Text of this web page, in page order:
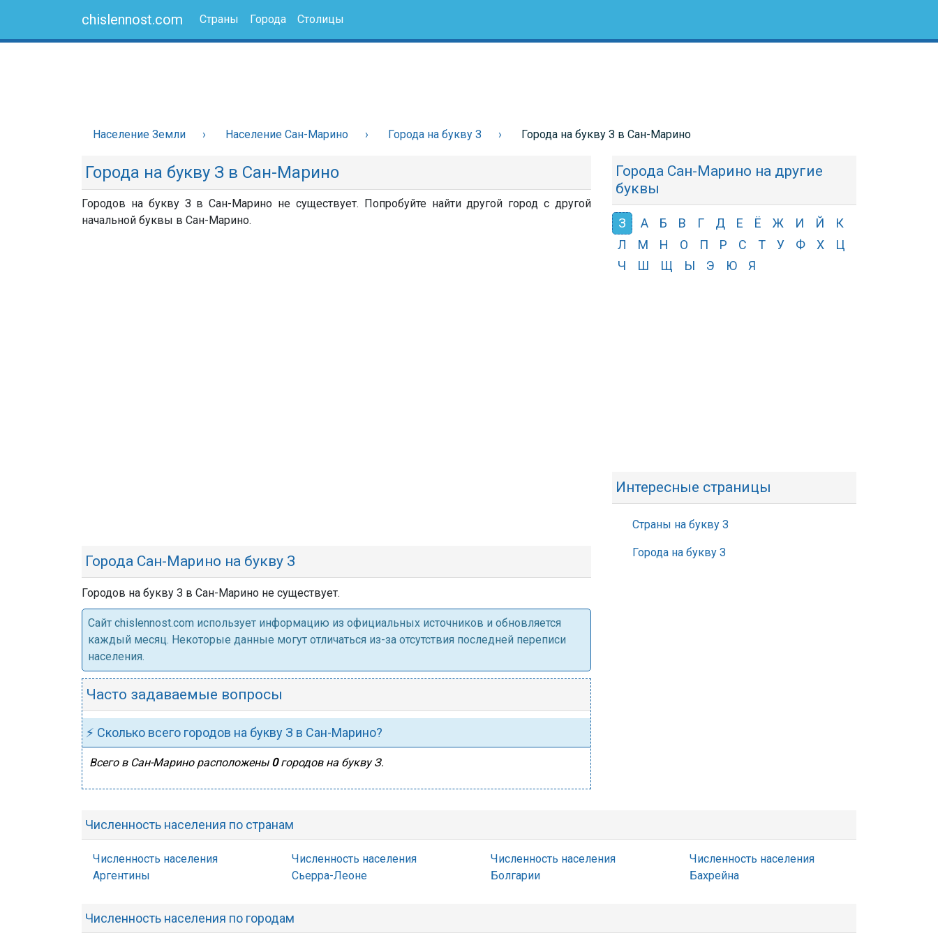
chislennost.com Страны Города Столицы
Население Земли Население Сан-Марино Города на букву З Города на букву З в Сан-Марино
Города на букву З в Сан-Марино
Городов на букву З в Сан-Марино не существует. Попробуйте найти другой город с другой
начальной буквы в Сан-Марино.
Города Сан-Марино на букву З
Городов на букву З в Сан-Марино не существует.
Cайт chislennost.com использует информацию из официальных источников и обновляется
каждый месяц. Некоторые данные могут отличаться из-за отсутствия последней переписи
населения.
Часто задаваемые вопросы
⚡ Сколько всего городов на букву З в Сан-Марино?
Всего в Сан-Марино расположены 0городов на букву З.
Города Сан-Марино на другие
буквы
З А Б В Г Д Е Ё Ж И Й
К
Л
М Н О П Р С Т У Ф Х
Ц
Ч
Ш Щ Ы Э Ю Я
Интересные страницы
Страны на букву З
Города на букву З
Численность населения по странам
Численность населения
Аргентины
Численность населения
Сьерра-Леоне
Численность населения
Болгарии
Численность населения
Бахрейна
Численность населения по городам